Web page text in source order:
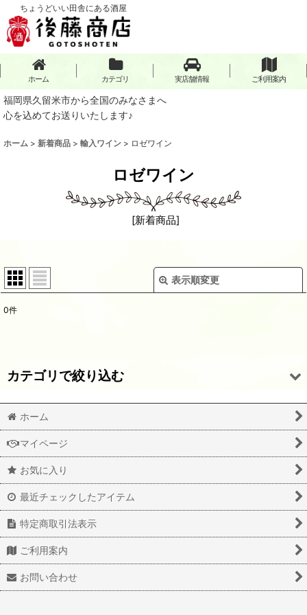
ちょうどいい田舎にある酒屋
ホーム カテゴリ 実店舗情報 ご利用案内
福岡県久留米市から全国のみなさまへ
心を込めてお送りいたします♪
ホーム > 新着商品 > 輸入ワイン > ロゼワイン
ロゼワイン
[新着商品]
表示順変更
0件
カテゴリで絞り込む
輸入ワイン (全商品)
フランス・赤
フランス・白
イタリア・赤
イタリア・白
スペイン・赤
スペイン・白
ホーム
マイページ
お気に入り
最近チェックしたアイテム
特定商取引法表示
ご利用案内
お問い合わせ